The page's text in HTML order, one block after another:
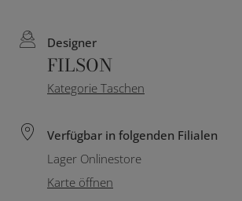
Designer
FILSON
Kategorie Taschen
Verfügbar in folgenden Filialen
Lager Onlinestore
Karte öffnen